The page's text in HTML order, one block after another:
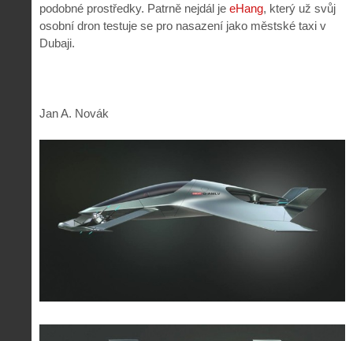
podobné prostředky. Patrně nejdál je eHang, který už svůj
osobní dron testuje se pro nasazení jako městské taxi v
Dubaji.
Jan A. Novák